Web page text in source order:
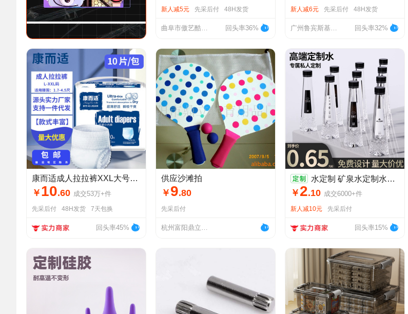
新人减5元 先采后付 48H发货
曲阜市傲艺酷品进出口有限公司 回头率36%
新人减6元 先采后付 48H发货
广州鲁宾斯基烟具有限公司 回头率32%
康而适成人拉拉裤XXL大号老人孕妇纸尿裤一次性内裤型尿不湿批发
￥ 10.60 成交53万+件
先采后付 48H发货 7天包换
回头率45%
供应沙滩拍
￥ 9.80
先采后付
杭州富阳鼎立体育用品厂
水定制 矿泉水定制水婚礼活动小瓶装瓶装水定制高端企业定制水
￥ 2.10 成交6000+件
新人减10元 先采后付
回头率15%